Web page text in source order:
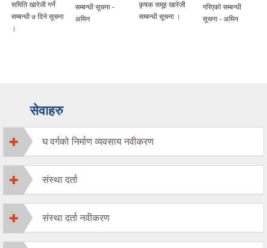
समिति खारेजी गर्ने
सम्बन्धी ७ दिने सूचना
।
सम्बन्धी सूचना -
अमिन
कृषक समूह खारेजी
सम्बन्धी सूचना ।
गरिएको सम्बन्धी
सूचना - अमिन
सेवाहरु
घ वर्गको निर्माण व्यवसाय नवीकरण
संस्था दर्ता
संस्था दर्ता नवीकरण